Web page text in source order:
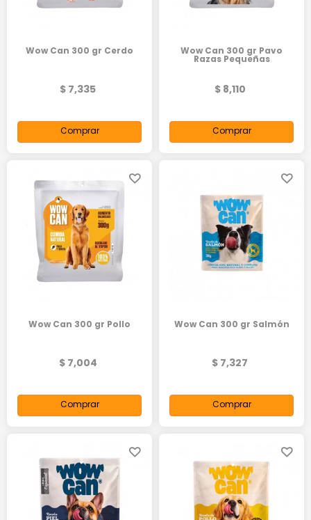
Wow Can 300 gr Cerdo
$ 7,335
Comprar
Wow Can 300 gr Pavo
Razas Pequeñas
$ 8,110
Comprar
Wow Can 300 gr Pollo
$ 7,004
Comprar
Wow Can 300 gr Salmón
$ 7,327
Comprar